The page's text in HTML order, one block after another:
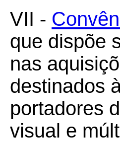
VII -
que dispõe
nas
destinados
portadores
visual e